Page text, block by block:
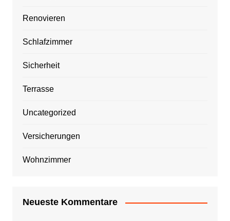
Renovieren
Schlafzimmer
Sicherheit
Terrasse
Uncategorized
Versicherungen
Wohnzimmer
Neueste Kommentare